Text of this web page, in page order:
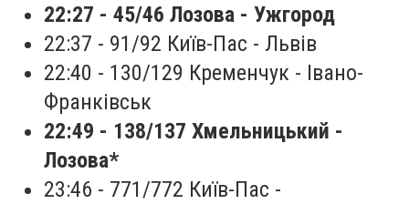
22:27 - 45/46 Лозова - Ужгород
22:37 - 91/92 Київ-Пас - Львів
22:40 - 130/129 Кременчук - Івано-
Франківськ
22:49 - 138/137 Хмельницький -
Лозова*
23:46 - 771/772 Київ-Пас -